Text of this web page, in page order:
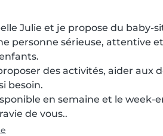
Julie et je propose du baby-
personne sérieuse, attentive
des activités, aider aux
besoin.
en semaine et le week-
de vous..